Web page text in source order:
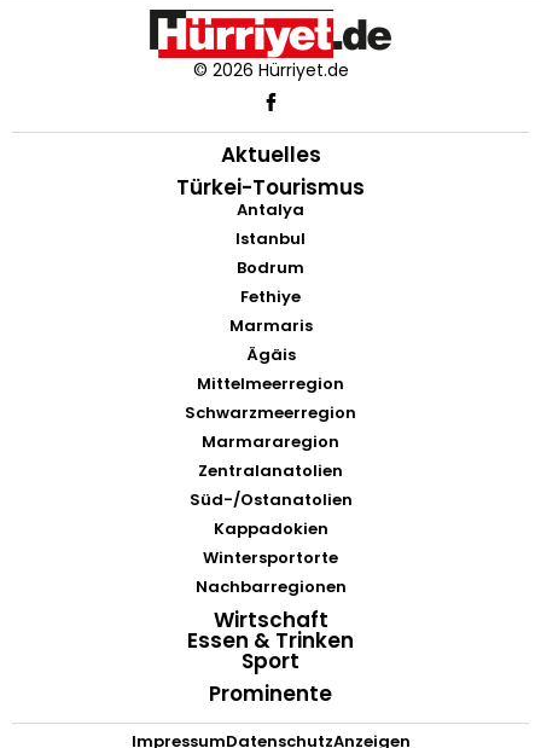
© 2026 Hürriyet.de
Aktuelles
Türkei-Tourismus
Antalya
Istanbul
Bodrum
Fethiye
Marmaris
Ägäis
Mittelmeerregion
Schwarzmeerregion
Marmararegion
Zentralanatolien
Süd-/Ostanatolien
Kappadokien
Wintersportorte
Nachbarregionen
Wirtschaft
Essen & Trinken
Sport
Prominente
ImpressumDatenschutzAnzeigen